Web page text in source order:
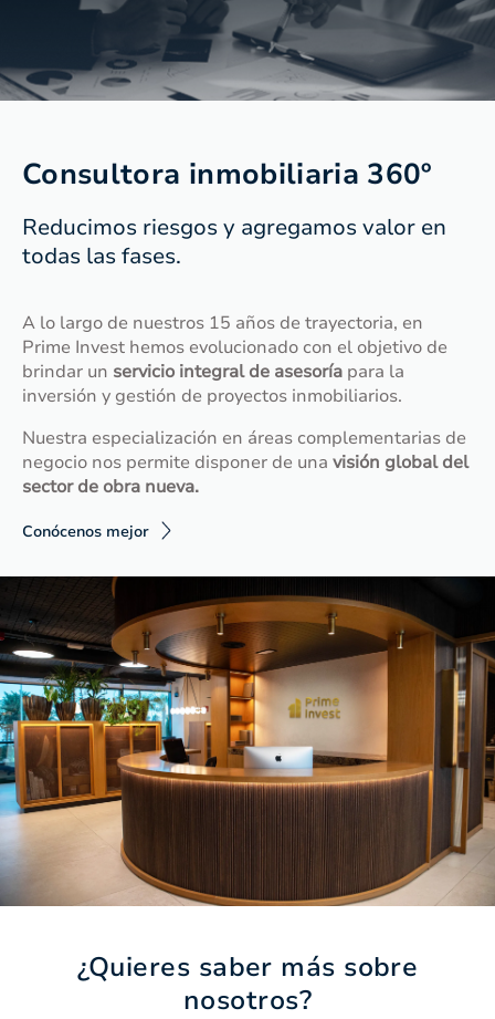
Consultora inmobiliaria 360º
Reducimos riesgos y agregamos valor en
todas las fases.
A lo largo de nuestros 15 años de trayectoria, en
Prime Invest hemos evolucionado con el objetivo de
brindar un servicio integral de asesoría para la
inversión y gestión de proyectos inmobiliarios.
Nuestra especialización en áreas complementarias de
negocio nos permite disponer de una visión global del
sector de obra nueva.
Conócenos mejor
¿Quieres saber más sobre
nosotros?